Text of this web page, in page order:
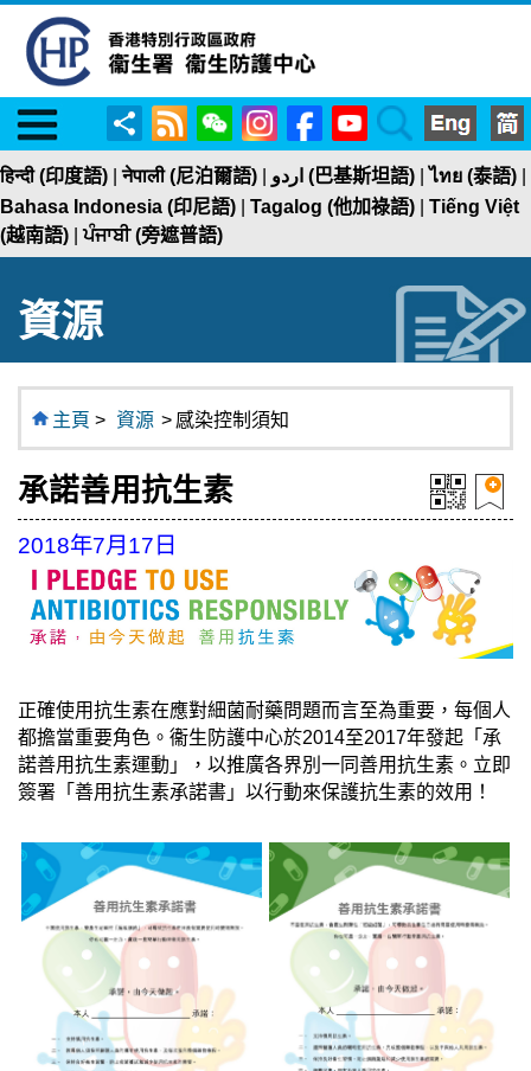
Menu
分
享
RSS WeChatInstagramFacebookYouTubeSearch
हिन्दी (印度語) |नेपाली (尼泊爾語) اردو (巴基斯坦語) |ไทย (泰語)
Bahasa Indonesia (印尼語)
Tagalog (他加祿語)
Tiếng Việt
(越南語) |ਪੰਜਾਬੀ (旁遮普語)
資源
主頁 > 資源 > 感染控制須知
承諾善用抗生素
2018年7月17日
正確使用抗生素在應對細菌耐藥問題而言至為重要，每個人
都擔當重要角色。衞生防護中心於2014至2017年發起「承
諾善用抗生素運動」，以推廣各界別一同善用抗生素。立即
簽署「善用抗生素承諾書」以行動來保護抗生素的效用！